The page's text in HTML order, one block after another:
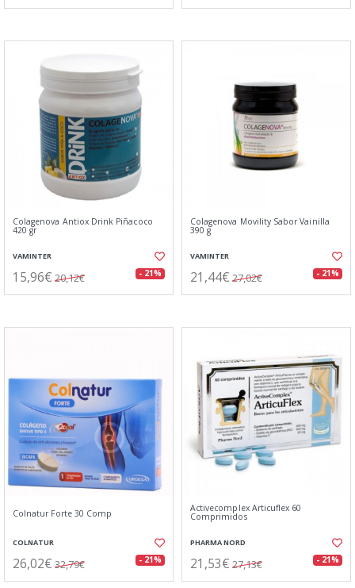
Colagenova Antiox Drink Piñacoco
420 gr
VAMINTER
15,96€ 20,12€ - 21%
Colagenova Movility Sabor Vainilla
390 g
VAMINTER
21,44€ 27,02€ - 21%
Colnatur Forte 30 Comp
COLNATUR
26,02€ 32,79€ - 21%
Activecomplex Articuflex 60
Comprimidos
PHARMA NORD
21,53€ 27,13€ - 21%